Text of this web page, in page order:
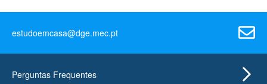
estudoemcasa@dge.mec.pt
Perguntas Frequentes